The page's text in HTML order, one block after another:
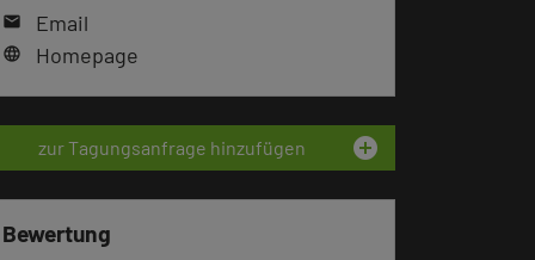
mail Email
language Homepage
zur Tagungsanfrage hinzufügen add_circle
Bewertung